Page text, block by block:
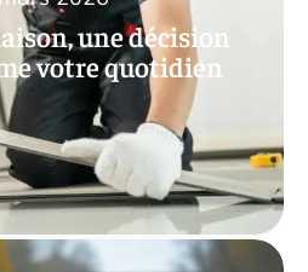
une décision
votre quotidien